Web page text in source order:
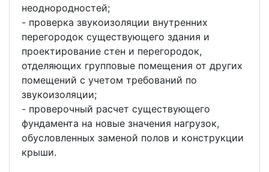
неоднородностей;
- проверка звукоизоляции внутренних
перегородок существующего здания и
проектирование стен и перегородок,
отделяющих групповые помещения от других
помещений с учетом требований по
звукоизоляции;
- проверочный расчет существующего
фундамента на новые значения нагрузок,
обусловленных заменой полов и конструкции
крыши.